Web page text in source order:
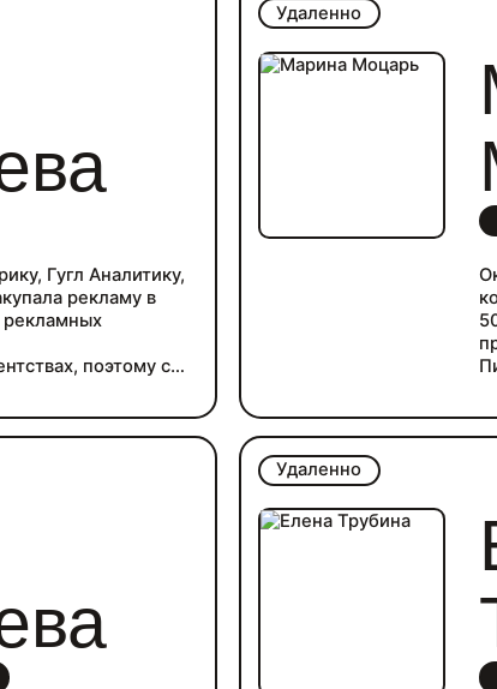
Гугл Аналитику,
рекламу в
рекламных
поэтому с
CR, ROMI, CAC,
MVP
Удаленно
Удаленно